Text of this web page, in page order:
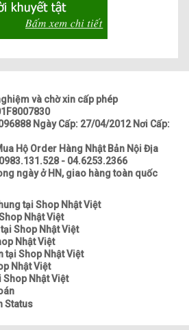
và chờ xin cấp phép
Ngày Cấp: 27/04/2012 Nơi Cấp:
Hộ Order Hàng Nhật Bản Nội Địa
- 04.6253.2366
ngày ở HN, giao hàng toàn quốc
tại Shop Nhật Việt
Nhật Việt
Shop Nhật Việt
Nhật Việt
tại Shop Nhật Việt
Nhật Việt
Nhật Việt